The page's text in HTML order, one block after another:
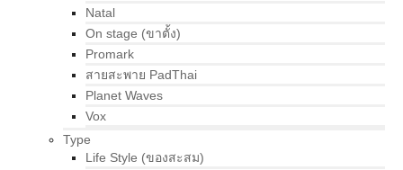
Natal
On stage (ขาตั้ง)
Promark
สายสะพาย PadThai
Planet Waves
Vox
Type
Life Style (ของสะสม)